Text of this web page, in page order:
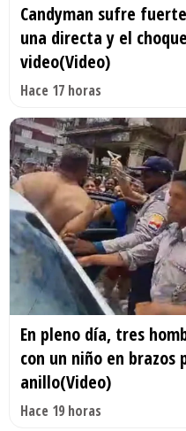
Candyman sufre
una directa y el
video(Video)
Hace 17 horas
En pleno día, tres
con un niño en
anillo(Video)
Hace 19 horas